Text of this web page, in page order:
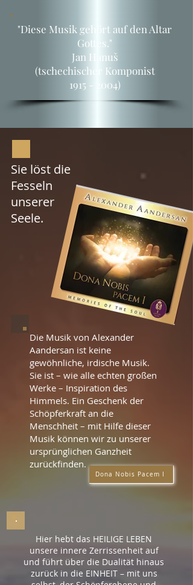
"Diese Musik gehört auf den Altar
Gottes."
Jan Hanuš
(tschechischer Komponist
1915 - 2004)
Sie löst die
Fesseln
unserer
Seele.
Die Musik von Alexander
Aandersan ist keine
gewöhnliche, irdische Musik.
Sie ist – wie alle echten großen
Werke – Inspiration des
Himmels. Ein Geschenk der
Schöpferkraft an die
Menschheit – mit Hilfe dieser
Musik können wir zu unserer
ursprünglichen Ganzheit
zurückfinden.
Dona Nobis Pacem I
Hier hebt das HEILIGE LEBEN
unsere innere Zerrissenheit auf
und führt über die Dualität hinaus
zurück in die EINHEIT – mit uns